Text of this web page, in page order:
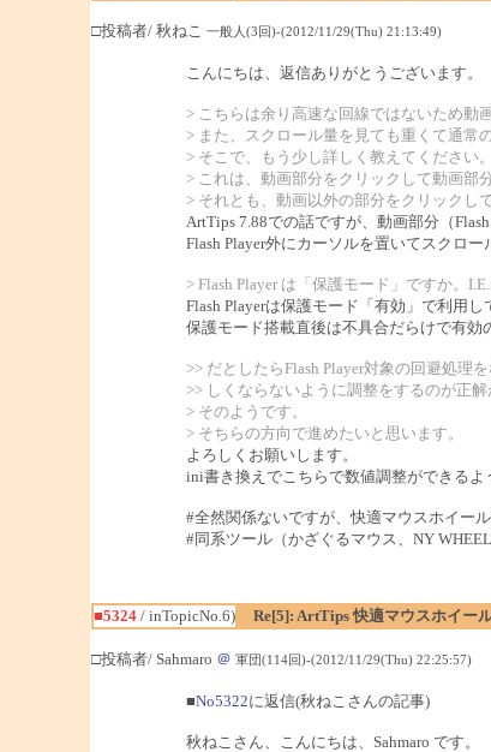
□投稿者/ 秋ねこ 一般人(3回)-(2012/11/29(Thu) 21:13:49)
こんにちは、返信ありがとうございます。
> こちらは余り高速な回線ではないため動
> また、スクロール量を見ても重くて通常
> そこで、もう少し詳しく教えてください。
> これは、動画部分をクリックして動画部
> それとも、動画以外の部分をクリックし
ArtTips 7.88での話ですが、動画部分（
Flash Player外にカーソルを置いてスクロ
> Flash Player は「保護モード」ですか。
Flash Playerは保護モード「有効」で利用し
保護モード搭載直後は不具合だらけで有効
>> だとしたらFlash Player対象の回避処理
>> しくならないように調整をするのが正解
> そのようです。
> そちらの方向で進めたいと思います。
よろしくお願いします。
ini書き換えでこちらで数値調整ができるよ
#全然関係ないですが、快適マウスホイー
#同系ツール（かざぐるマウス、NY
■5324/ inTopicNo.6)
Re[5]: ArtTips 快適マウスホイー
□投稿者/ Sahmaro ＠ 軍団(114回)-(2012/11/29(Thu) 22:25:57)
■No5322に返信(秋ねこさんの記事)
秋ねこさん、こんにちは、Sahmaro です。